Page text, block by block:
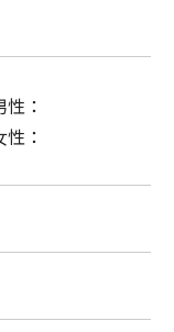
性：
性：